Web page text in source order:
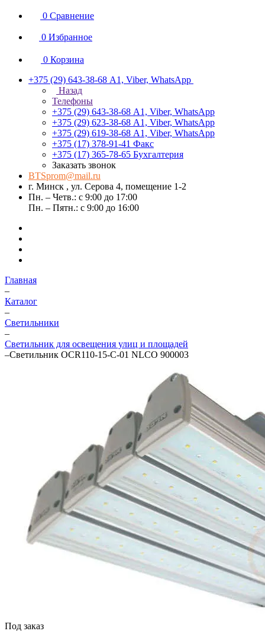
0 Сравнение
0 Избранное
0 Корзина
+375 (29) 643-38-68 А1, Viber, WhatsApp
Назад
Телефоны
+375 (29) 643-38-68 А1, Viber, WhatsApp
+375 (29) 623-38-68 А1, Viber, WhatsApp
+375 (29) 619-38-68 А1, Viber, WhatsApp
+375 (17) 378-91-41 Факс
+375 (17) 365-78-65 Бухгалтерия
Заказать звонок
BTSprom@mail.ru
г. Минск , ул. Серова 4, помещение 1-2
Пн. – Четв.: с 9:00 до 17:00
Пн. – Пятн.: с 9:00 до 16:00
Главная
–
Каталог
–
Светильники
–
Светильник для освещения улиц и площадей
–Светильник OCR110-15-C-01 NLCO 900003
Под заказ